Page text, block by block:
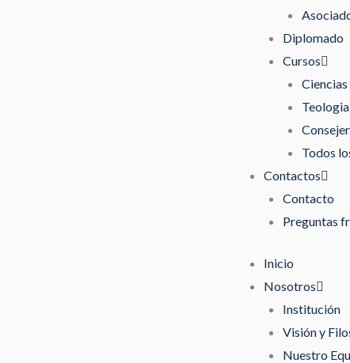
Diplomado
Cursos
Todos
Contactos
Contacto
Preguntas
Inicio
Nosotros
Institución
Visión y
Nuestro